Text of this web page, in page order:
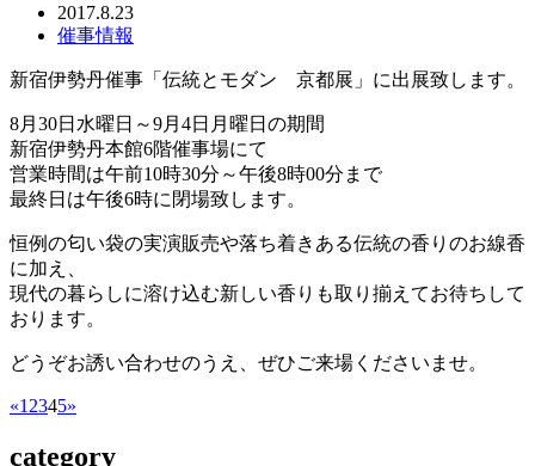
2017.8.23
催事情報
新宿伊勢丹催事「伝統とモダン 京都展」に出展致します。
8月30日水曜日～9月4日月曜日の期間
新宿伊勢丹本館6階催事場にて
営業時間は午前10時30分～午後8時00分まで
最終日は午後6時に閉場致します。
恒例の匂い袋の実演販売や落ち着きある伝統の香りのお線香
に加え、
現代の暮らしに溶け込む新しい香りも取り揃えてお待ちして
おります。
どうぞお誘い合わせのうえ、ぜひご来場くださいませ。
«1 2345»
category